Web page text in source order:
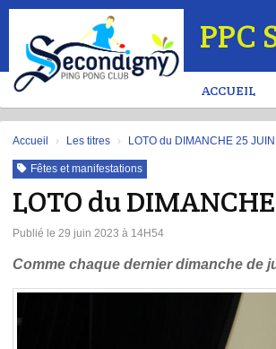
PPC
ACCUEIL
Accueil Les titres LOTO du DIMANCHE 25
Fêtes et manifestations
LOTO du
Publié le 29 juin 2023 à 14H54
Comme chaque dernier dimanche de
Panneau de gestion des cookies